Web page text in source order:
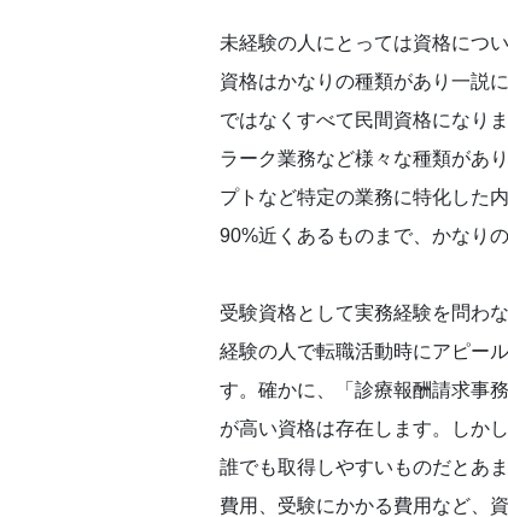
未経験の人にとっては資格につ
資格はかなりの種類があり一説
ではなくすべて民間資格になり
ラーク業務など様々な種類があ
プトなど特定の業務に特化した
90%近くあるものまで、かなり
受験資格として実務経験を問わ
経験の人で転職活動時にアピー
す。確かに、「診療報酬請求事
が高い資格は存在します。しか
誰でも取得しやすいものだとあ
費用、受験にかかる費用など、